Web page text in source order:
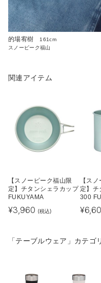
的場宥樹
161cm
スノーピーク福山
関連アイテム
【スノーピーク福山限
定】チタンシェラカップ
FUKUYAMA
¥3,960 (税込)
【ス
定】チ
300
¥
「テーブルウェア」カテゴ